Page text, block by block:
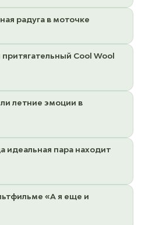
радуга в моточке
притягательный Cool Wool
летние эмоции в
идеальная пара находит
«А я еще и